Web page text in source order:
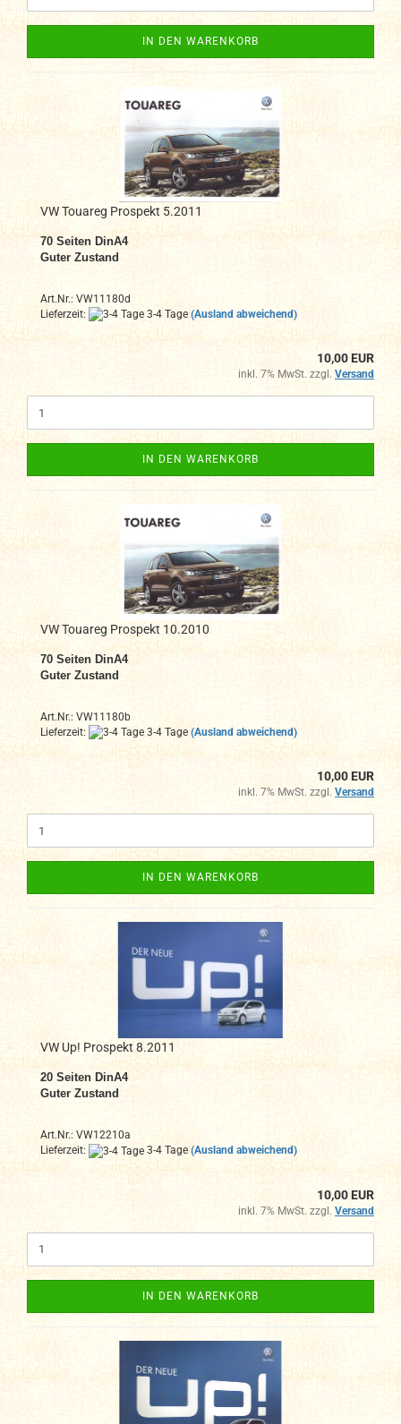
IN DEN WARENKORB
VW Touareg Prospekt 5.2011
70 Seiten DinA4
Guter Zustand
Art.Nr.: VW11180d
Lieferzeit:
3-4 Tage (Ausland abweichend)
10,00 EUR
inkl. 7% MwSt. zzgl. Versand
IN DEN WARENKORB
VW Touareg Prospekt 10.2010
70 Seiten DinA4
Guter Zustand
Art.Nr.: VW11180b
Lieferzeit:
3-4 Tage (Ausland abweichend)
10,00 EUR
inkl. 7% MwSt. zzgl. Versand
IN DEN WARENKORB
VW Up! Prospekt 8.2011
20 Seiten DinA4
Guter Zustand
Art.Nr.: VW12210a
Lieferzeit:
3-4 Tage (Ausland abweichend)
10,00 EUR
inkl. 7% MwSt. zzgl. Versand
IN DEN WARENKORB